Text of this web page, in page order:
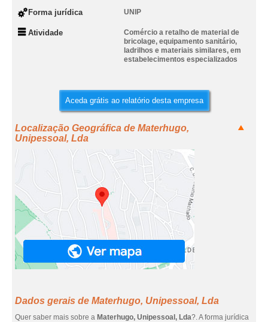
Forma jurídica UNIP
Atividade
Comércio a retalho de material de
bricolage, equipamento sanitário,
ladrilhos e materiais similares, em
estabelecimentos especializados
Aceda grátis ao relatório desta empresa
Localização Geográfica de Materhugo,
Unipessoal, Lda
Dados gerais de Materhugo, Unipessoal, Lda
Quer saber mais sobre a Materhugo, Unipessoal, Lda?. A forma jurídica